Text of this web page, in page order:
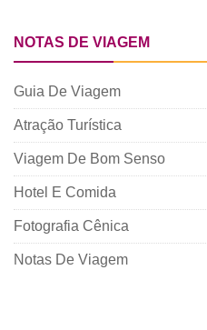
NOTAS DE VIAGEM
Guia De Viagem
Atração Turística
Viagem De Bom Senso
Hotel E Comida
Fotografia Cênica
Notas De Viagem